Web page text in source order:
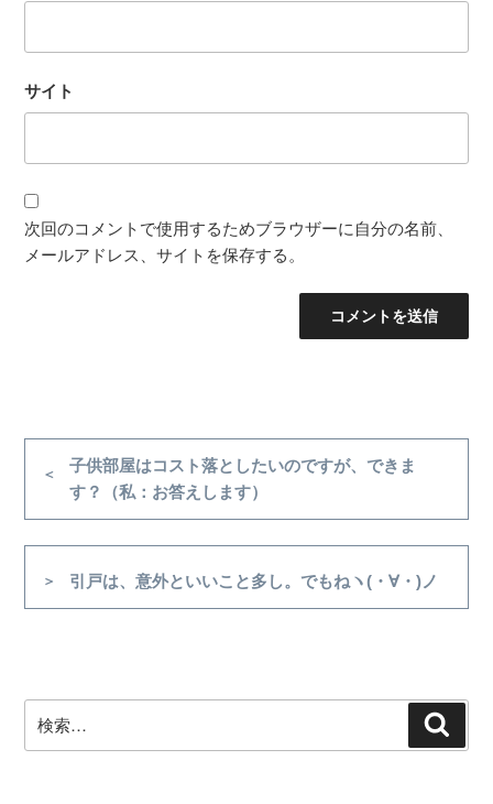
サイト
次回のコメントで使用するためブラウザーに自分の名前、
メールアドレス、サイトを保存する。
投
ー
前
の
子供部屋はコスト落としたいのですが、できま
す？（私：お答えします）
次
引戸は、意外といいこと多し。でもねヽ(・∀・)ノ
索:
索